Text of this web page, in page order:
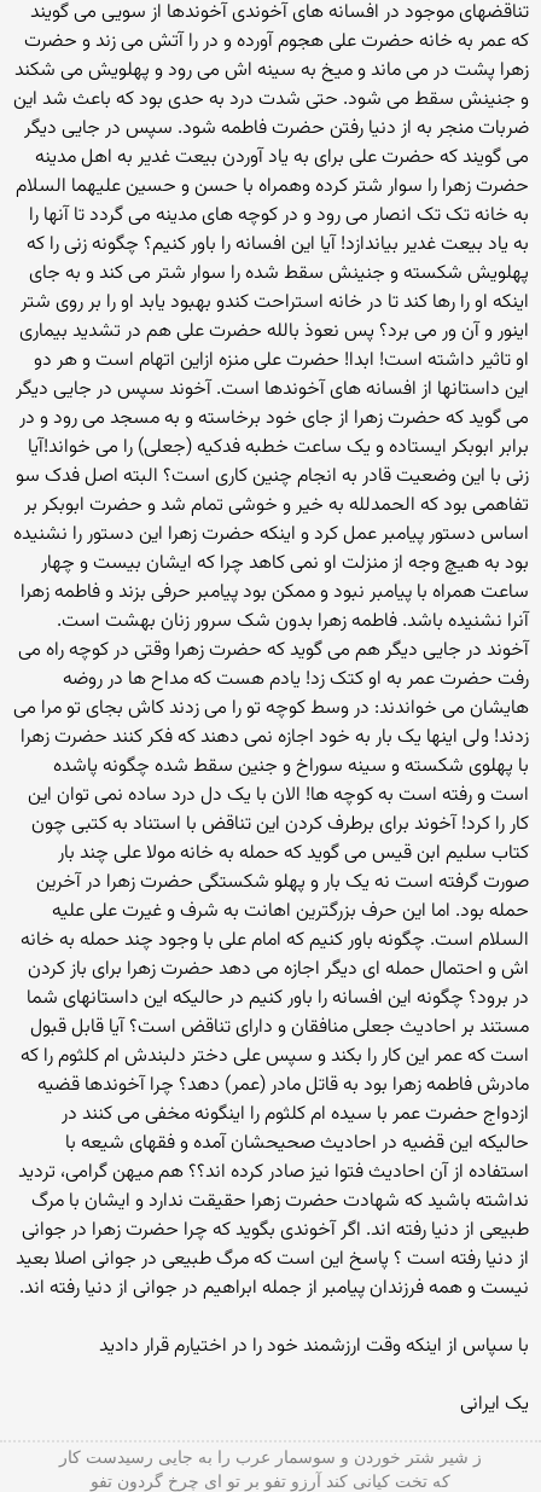
تناقضهای موجود در افسانه های آخوندی آخوندها از سویی می گویند
که عمر به خانه حضرت علی هجوم آورده و در را آتش می زند و حضرت
زهرا پشت در می ماند و میخ به سینه اش می رود و پهلویش می شکند
و جنینش سقط می شود. حتی شدت درد به حدی بود که باعث شد این
ضربات منجر به از دنیا رفتن حضرت فاطمه شود. سپس در جایی دیگر
می گویند که حضرت علی برای به یاد آوردن بیعت غدیر به اهل مدینه
حضرت زهرا را سوار شتر کرده وهمراه با حسن و حسین علیهما السلام
به خانه تک تک انصار می رود و در کوچه های مدینه می گردد تا آنها را
به یاد بیعت غدیر بیاندازد! آیا این افسانه را باور کنیم؟ چگونه زنی را که
پهلویش شکسته و جنینش سقط شده را سوار شتر می کند و به جای
اینکه او را رها کند تا در خانه استراحت کندو بهبود یابد او را بر روی شتر
اینور و آن ور می برد؟ پس نعوذ بالله حضرت علی هم در تشدید بیماری
او تاثیر داشته است! ابدا! حضرت علی منزه ازاین اتهام است و هر دو
این داستانها از افسانه های آخوندها است. آخوند سپس در جایی دیگر
می گوید که حضرت زهرا از جای خود برخاسته و به مسجد می رود و در
برابر ابوبکر ایستاده و یک ساعت خطبه فدکیه (جعلی) را می خواند!آیا
زنی با این وضعیت قادر به انجام چنین کاری است؟ البته اصل فدک سو
تفاهمی بود که الحمدلله به خیر و خوشی تمام شد و حضرت ابوبکر بر
اساس دستور پیامبر عمل کرد و اینکه حضرت زهرا این دستور را نشنیده
بود به هیچ وجه از منزلت او نمی کاهد چرا که ایشان بیست و چهار
ساعت همراه با پیامبر نبود و ممکن بود پیامبر حرفی بزند و فاطمه زهرا
آنرا نشنیده باشد. فاطمه زهرا بدون شک سرور زنان بهشت است.
آخوند در جایی دیگر هم می گوید که حضرت زهرا وقتی در کوچه راه می
رفت حضرت عمر به او کتک زد! یادم هست که مداح ها در روضه
هایشان می خواندند: در وسط کوچه تو را می زدند کاش بجای تو مرا می
زدند! ولی اینها یک بار به خود اجازه نمی دهند که فکر کنند حضرت زهرا
با پهلوی شکسته و سینه سوراخ و جنین سقط شده چگونه پاشده
است و رفته است به کوچه ها! الان با یک دل درد ساده نمی توان این
کار را کرد! آخوند برای برطرف کردن این تناقض با استناد به کتبی چون
کتاب سلیم ابن قیس می گوید که حمله به خانه مولا علی چند بار
صورت گرفته است نه یک بار و پهلو شکستگی حضرت زهرا در آخرین
حمله بود. اما این حرف بزرگترین اهانت به شرف و غیرت علی علیه
السلام است. چگونه باور کنیم که امام علی با وجود چند حمله به خانه
اش و احتمال حمله ای دیگر اجازه می دهد حضرت زهرا برای باز کردن
در برود؟ چگونه این افسانه را باور کنیم در حالیکه این داستانهای شما
مستند بر احادیث جعلی منافقان و دارای تناقض است؟ آیا قابل قبول
است که عمر این کار را بکند و سپس علی دختر دلبندش ام کلثوم را که
مادرش فاطمه زهرا بود به قاتل مادر (عمر) دهد؟ چرا آخوندها قضیه
ازدواج حضرت عمر با سیده ام کلثوم را اینگونه مخفی می کنند در
حالیکه این قضیه در احادیث صحیحشان آمده و فقهای شیعه با
استفاده از آن احادیث فتوا نیز صادر کرده اند؟؟ هم میهن گرامی، تردید
نداشته باشید که شهادت حضرت زهرا حقیقت ندارد و ایشان با مرگ
طبیعی از دنیا رفته اند. اگر آخوندی بگوید که چرا حضرت زهرا در جوانی
از دنیا رفته است ؟ پاسخ این است که مرگ طبیعی در جوانی اصلا بعید
نیست و همه فرزندان پیامبر از جمله ابراهیم در جوانی از دنیا رفته اند.
با سپاس از اینکه وقت ارزشمند خود را در اختیارم قرار دادید
یک ایرانی
ز شیر شتر خوردن و سوسمار عرب را به جایی رسیدست کار
که تخت کیانی کند آرزو تفو بر تو ای چرخ گردون تفو